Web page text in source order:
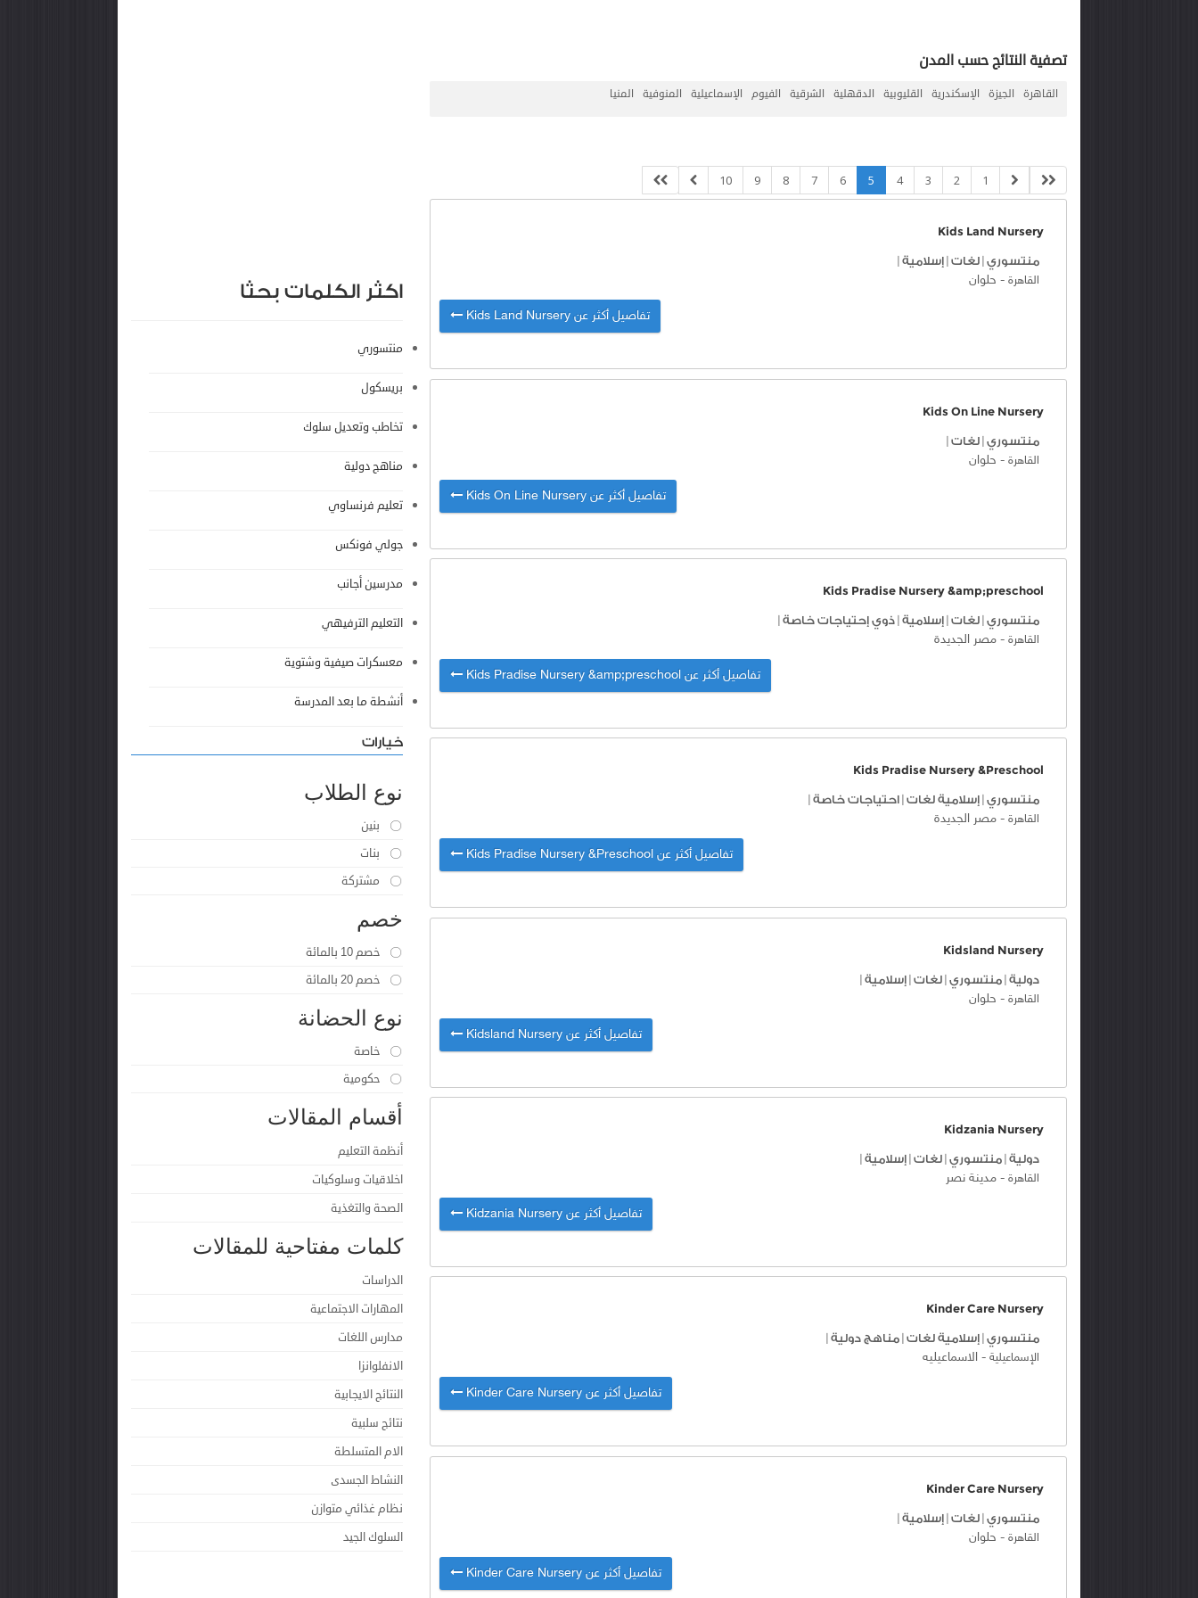
تصفية النتائج حسب المدن
القاهرة الجيزة الإسكندرية القليوبية الدقهلية الشرقية الفيوم الإسماعيلية المنوفية المنيا
1
2
3
4
5
6
7
8
9
10
Kids Land Nursery
منتسوري لغات إسلامية
القاهرة - حلوان
تفاصيل أكثر عن Kids Land Nursery
Kids On Line Nursery
منتسوري لغات
القاهرة - حلوان
تفاصيل أكثر عن Kids On Line Nursery
Kids Pradise Nursery &amp;preschool
منتسوري لغات إسلامية ذوي إحتياجات خاصة
القاهرة - مصر الجديدة
تفاصيل أكثر عن Kids Pradise Nursery &amp;preschool
Kids Pradise Nursery &Preschool
منتسوري إسلامية لغات احتياجات خاصة
القاهرة - مصر الجديدة
تفاصيل أكثر عن Kids Pradise Nursery &Preschool
Kidsland Nursery
دولية منتسوري لغات إسلامية
القاهرة - حلوان
تفاصيل أكثر عن Kidsland Nursery
Kidzania Nursery
دولية منتسوري لغات إسلامية
القاهرة - مدينة نصر
تفاصيل أكثر عن Kidzania Nursery
Kinder Care Nursery
منتسوري إسلامية لغات مناهج دولية
الإسماعيلية - الاسماعيليه
تفاصيل أكثر عن Kinder Care Nursery
Kinder Care Nursery
منتسوري لغات إسلامية
القاهرة - حلوان
تفاصيل أكثر عن Kinder Care Nursery
اكثر الكلمات بحثا
منتسوري
بريسكول
تخاطب وتعديل سلوك
مناهج دولية
تعليم فرنساوي
جولي فونكس
مدرسين أجانب
التعليم الترفيهي
معسكرات صيفية وشتوية
أنشطة ما بعد المدرسة
خيارات
نوع الطلاب
بنين
بنات
مشتركة
خصم
خصم 10 بالمائة
خصم 20 بالمائة
نوع الحضانة
خاصة
حكومية
أقسام المقالات
أنظمة التعليم
اخلاقيات وسلوكيات
الصحة والتغذية
كلمات مفتاحية للمقالات
الدراسات
المهارات الاجتماعية
مدارس اللغات
الانفلوانزا
النتائج الايجابية
نتائج سلبية
الام المتسلطة
النشاط الجسدى
نظام غذائي متوازن
السلوك الجيد